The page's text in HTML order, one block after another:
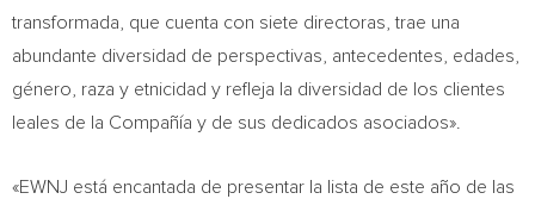
transformada, que cuenta con siete directoras, trae una
abundante diversidad de perspectivas, antecedentes, edades,
género, raza y etnicidad y refleja la diversidad de los clientes
leales de la Compañía y de sus dedicados asociados».
«EWNJ está encantada de presentar la lista de este año de las